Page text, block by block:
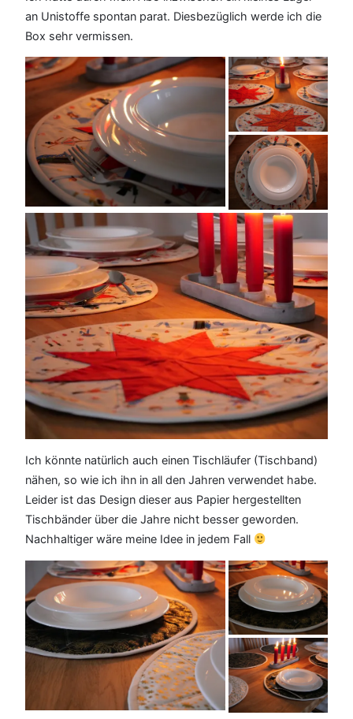
an Unistoffe spontan parat. Diesbezüglich werde ich die
Box sehr vermissen.
Ich könnte natürlich auch einen Tischläufer (Tischband)
nähen, so wie ich ihn in all den Jahren verwendet habe.
Leider ist das Design dieser aus Papier hergestellten
Tischbänder über die Jahre nicht besser geworden.
Nachhaltiger wäre meine Idee in jedem Fall